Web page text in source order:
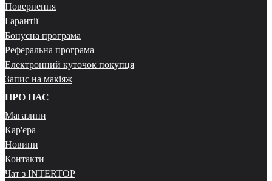
Повернення
Гарантії
Бонусна програма
Реферальна програма
Електронний куточок покупця
Запис на макіяж
ПРО НАС
Магазини
Кар'єра
Новини
Контакти
Чат з INTERTOP